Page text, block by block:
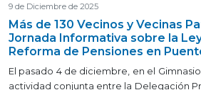
9 de Diciembre de 2025
Más de 130 Vecinos y Vecinas
Jornada Informativa sobre la Ley
Reforma de Pensiones en
El pasado 4 de diciembre, en el
actividad conjunta entre la Delegación